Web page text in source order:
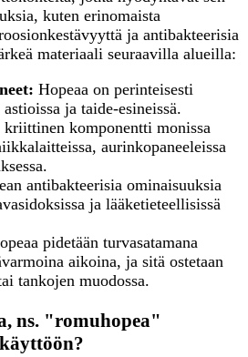
kuten erinomaista
ja antibakteerisia
materiaali seuraavilla alueilla:
Hopeaa on perinteisesti
ja taide-esineissä.
kriittinen komponentti monissa
aurinkopaneeleissa
antibakteerisia ominaisuuksia
ja lääketieteellisissä
pidetään turvasatamana
aikoina, ja sitä ostetaan
tankojen muodossa.
ns. "romuhopea"